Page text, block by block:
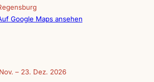
Google Maps ansehen
– 23. Dez. 2026